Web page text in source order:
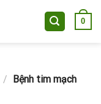
0
/ Bệnh tim mạch